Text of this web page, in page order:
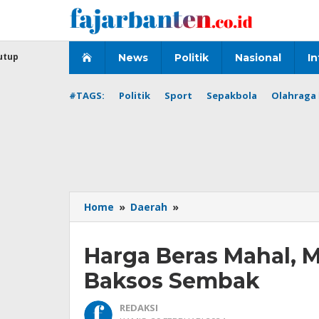
News Politik Nasional
#TAGS: Politik Sport Sepakbola
Home » Daerah »
Beras
Mahasiswa
STIA
Banten
Harga Beras Mahal,
Baksos Sembak
REDAKSI